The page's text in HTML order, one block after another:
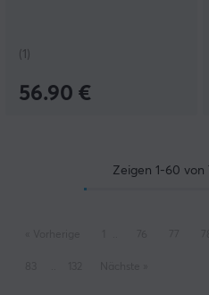
(1)
56.90 €
Zeigen 1-60 von